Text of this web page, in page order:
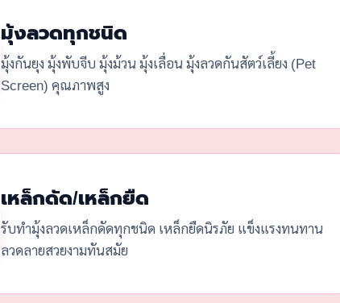
มุ้งลวดทุกชนิด
มุ้งกันยุง มุ้งพับจีบ มุ้งม้วน มุ้งเลื่อน มุ้งลวดกันสัตว์เลี้ยง (Pet
Screen) คุณภาพสูง
เหล็กดัด/เหล็กยืด
รับทำมุ้งลวดเหล็กดัดทุกชนิด เหล็กยืดนิรภัย แข็งแรงทนทาน
ลวดลายสวยงามทันสมัย